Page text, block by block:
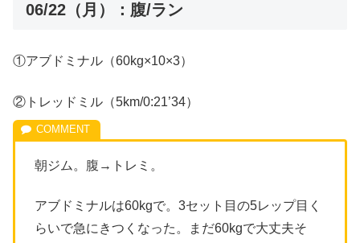
06/22（月）：腹/ラン
①アブドミナル（60kg×10×3）
②トレッドミル（5km/0:21’34）
朝ジム。腹→トレミ。
アブドミナルは60kgで。3セット目の5レップ目く
らいで急にきつくなった。まだ60kgで大丈夫そ